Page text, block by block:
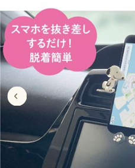
ジュニア・ティーンズ下着
メンズ下着
家電
キッチン・雑貨・日用品
寝具・インテリア・家具通販す
家具・収納
寝具・ベッド
カーテン・ラグ・ファブリック
美容・健康
美容・健康通販すべて
美容・健康・サプリメント
制服・スクール
制服・スクールすべて
制服・学生服
ジュニア・ティーンズ下着
大きいサイズ
大きいサイズ通販すべて
大きいサイズ レディース服
バーゲン
バーゲンセール
詳細検索
キッチン・雑貨・日用品
家具・収納
寝具・ベッド
カーテン・ラグ・ファブリック
美容・健康通販すべて
美容・健康・サプリメント
制服・スクール
制服・スクールすべて
制服・学生服
ジュニア・ティーンズ下着
大きいサイズ
大きいサイズ通販すべて
大きいサイズ レディース服
大きいサイズ レディース下着
バーゲン
バーゲンセール
シークレットセール
詳細検索
商品カテゴリ一覧